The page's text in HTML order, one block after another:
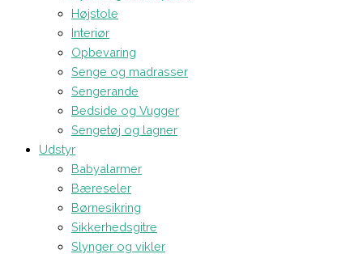
Højstole
Interiør
Opbevaring
Senge og madrasser
Sengerande
Bedside og Vugger
Sengetøj og lagner
Udstyr
Babyalarmer
Bæreseler
Børnesikring
Sikkerhedsgitre
Slynger og vikler